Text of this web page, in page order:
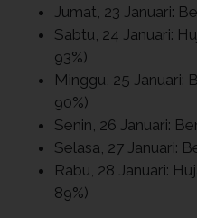
Jumat, 23 Januari:
Sabtu, 24 Januari:
93%)
Minggu, 25 Januari:
90%)
Senin, 26 Januari:
Selasa, 27 Januari:
Rabu, 28 Januari:
89%)